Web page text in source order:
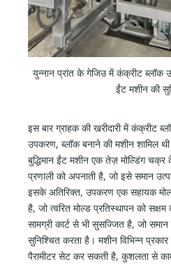
युन्नान प्रांत के गेजिउ में कंक्रीट ब्लॉक
ईंट मशीन की
इस बार ग्राहक की खरीदारी में कंक्रीट
उपकरण, ब्लॉक बनाने की मशीन शामिल
बुद्धिमान ईंट मशीन एक तेज़ मोल्डिंग
प्रणाली को अपनाती है, जो इसे समान
इसके अतिरिक्त, उपकरण एक सहायक
है, जो त्वरित मोल्ड प्रतिस्थापन को
सामग्री कार्ट से भी सुसज्जित है, जो
सुनिश्चित करता है। मशीन विभिन्न
पैरामीटर सेट कर सकती है, कुशलता से